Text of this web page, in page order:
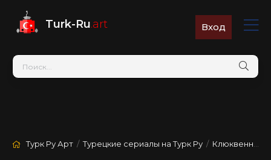
Turk-Ru.art Вход
Турк Ру Арт /Турецкие сериалы на Турк Ру / Клюквенный щербет